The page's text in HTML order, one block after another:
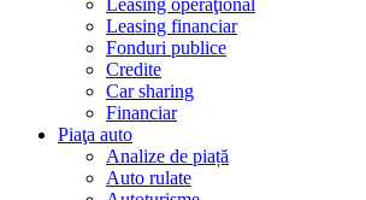
Leasing operaţional
Leasing financiar
Fonduri publice
Credite
Car sharing
Financiar
Piaţa auto
Analize de piață
Auto rulate